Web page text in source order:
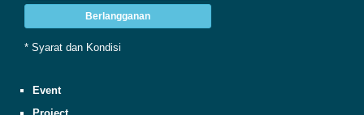
Berlangganan
* Syarat dan Kondisi
Event